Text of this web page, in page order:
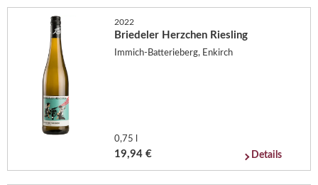
2022
Briedeler Herzchen Riesling
Immich-Batterieberg, Enkirch
0,75 l
19,94 € Details